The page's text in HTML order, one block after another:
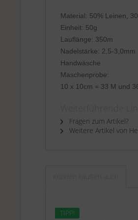
Material: 50% Leinen,
Einheit: 50g
Lauflänge: 350m
Nadelstärke: 2,5-3,0mm
Handwäsche
Maschenprobe:
10 x 10cm = 33 M und
Fragen zum Artikel?
Weitere Artikel von
TIPP!